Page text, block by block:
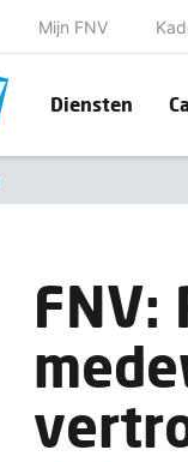
Mijn FNV
Diensten
FNV: